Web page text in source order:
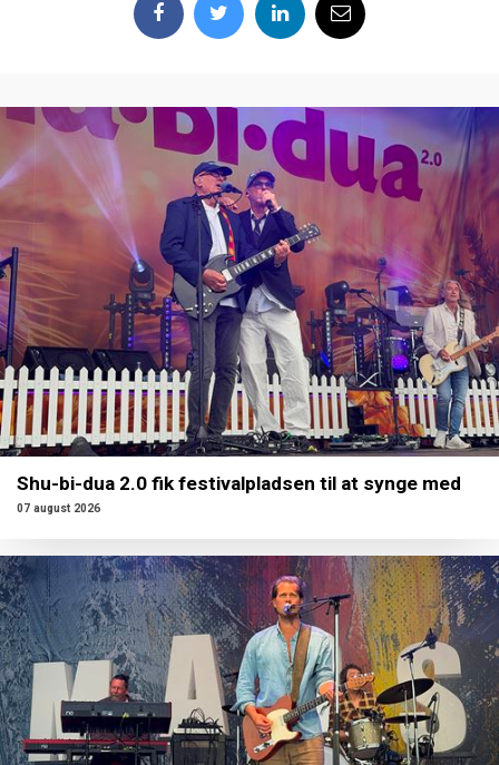
Shu-bi-dua 2.0 fik festivalpladsen til at synge med
07 august 2026